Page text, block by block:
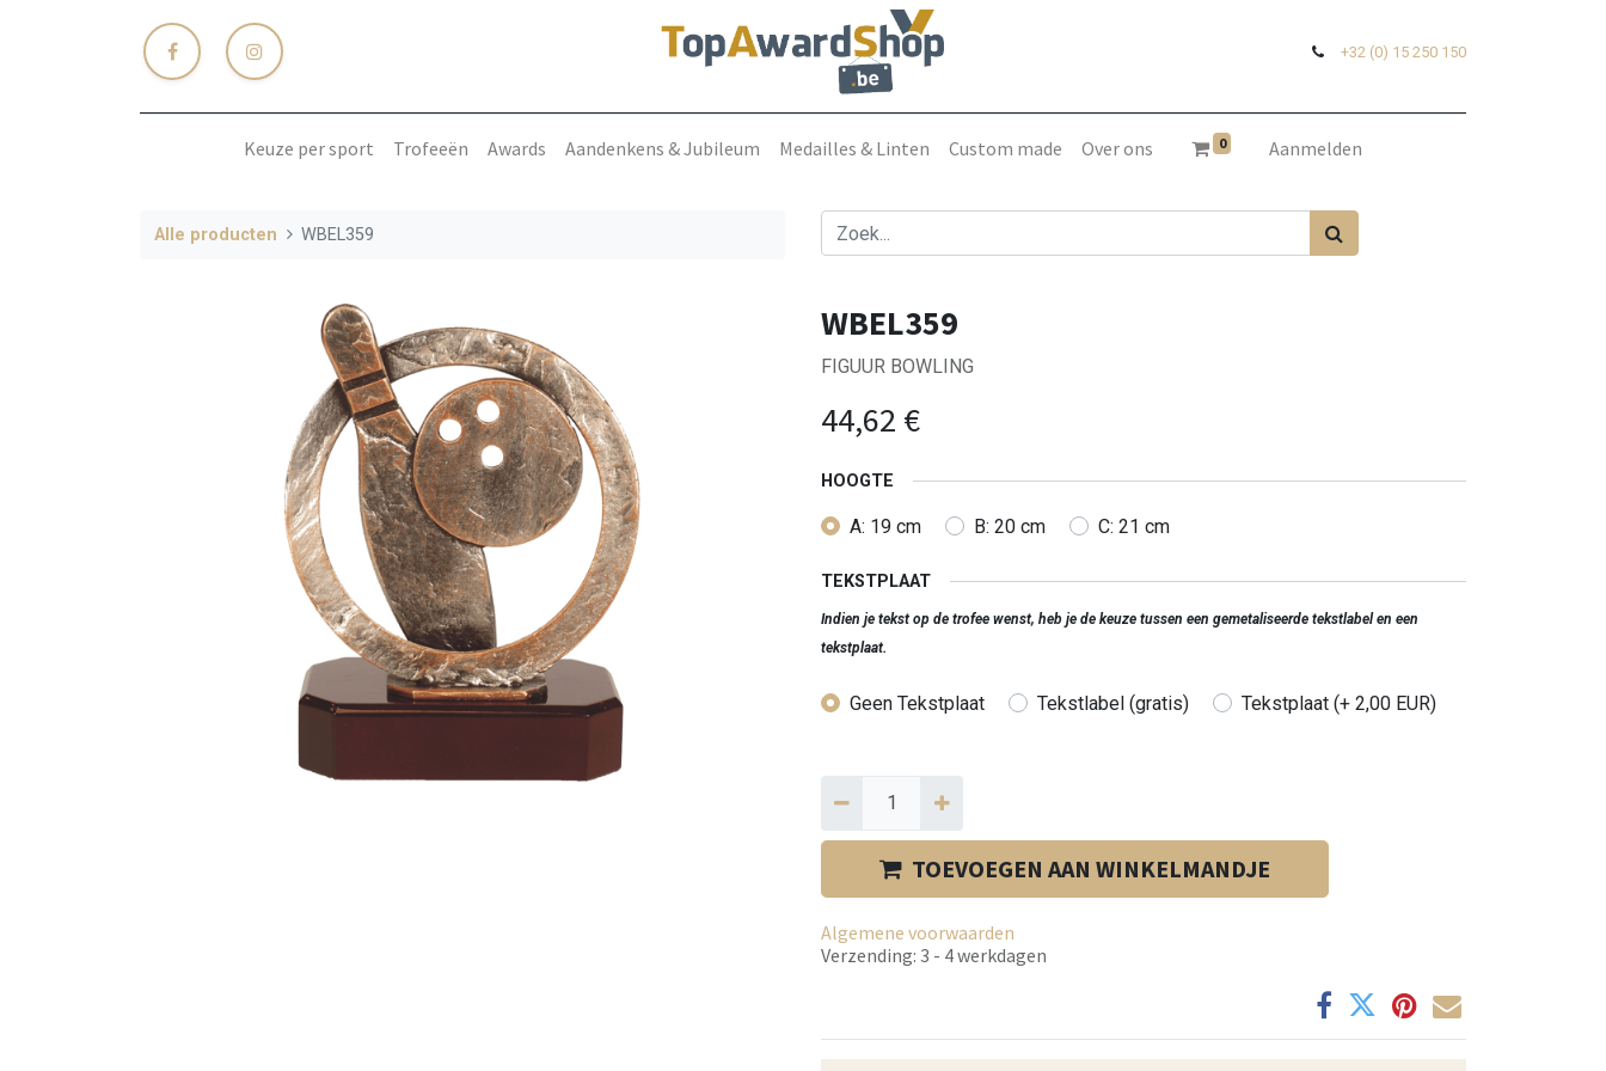
+32 (0) 15 250 150
Keuze per sport Trofeeën Awards Aandenkens & Jubileum Medailles & Linten Custom made Over ons 0 Aanmelden
Alle producten WBEL359
WBEL359
FIGUUR BOWLING
44,62 €
HOOGTE
A: 19 cm B: 20 cm C: 21 cm
TEKSTPLAAT
Indien je tekst op de trofee wenst, heb je de keuze tussen een gemetaliseerde tekstlabel en een
tekstplaat.
Geen Tekstplaat Tekstlabel (gratis) Tekstplaat (+ 2,00 EUR)
TOEVOEGEN AAN WINKELMANDJE
Algemene voorwaarden
Verzending: 3 - 4 werkdagen